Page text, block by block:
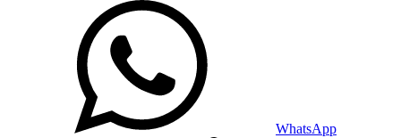
WhatsApp